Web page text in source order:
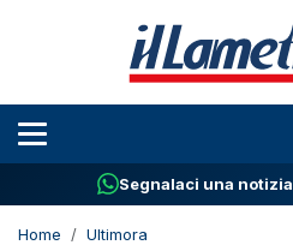
Segnalaci una notizia
Home
Ultimora